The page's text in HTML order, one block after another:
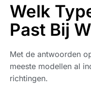
Welk
Past Bij
Met de antwoorden
meeste modellen al
richtingen.